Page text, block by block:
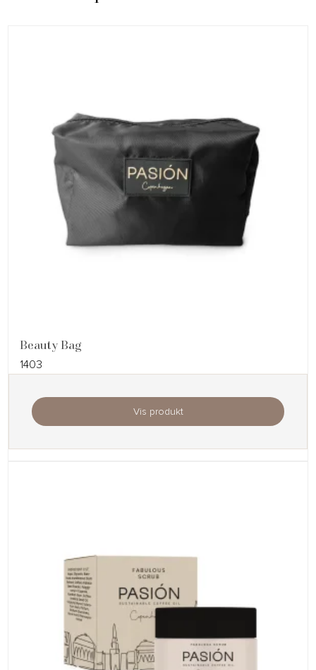
Beauty Bag
1403
Vis produkt